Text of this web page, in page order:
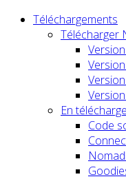
Téléchargements
Télécharger
En
Code